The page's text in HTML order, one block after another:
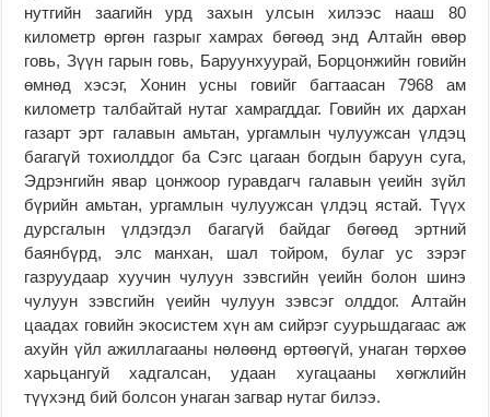
нутгийн заагийн урд захын улсын хилээс нааш 80
километр өргөн газрыг хамрах бөгөөд энд Алтайн өвөр
говь, Зүүн гарын говь, Баруунхуурай, Борцонжийн говийн
өмнөд хэсэг, Хонин усны говийг багтаасан 7968 ам
километр талбайтай нутаг хамрагддаг. Говийн их дархан
газарт эрт галавын амьтан, ургамлын чулуужсан үлдэц
багагүй тохиолддог ба Сэгс цагаан богдын баруун суга,
Эдрэнгийн явар цонжоор гуравдагч галавын үеийн зүйл
бүрийн амьтан, ургамлын чулуужсан үлдэц ястай. Түүх
дурсгалын үлдэгдэл багагүй байдаг бөгөөд эртний
баянбүрд, элс манхан, шал тойром, булаг ус зэрэг
газруудаар хуучин чулуун зэвсгийн үеийн болон шинэ
чулуун зэвсгийн үеийн чулуун зэвсэг олддог. Алтайн
цаадах говийн экосистем хүн ам сийрэг суурьшдагаас аж
ахуйн үйл ажиллагааны нөлөөнд өртөөгүй, унаган төрхөө
харьцангуй хадгалсан, удаан хугацааны хөгжлийн
түүхэнд бий болсон унаган загвар нутаг билээ.